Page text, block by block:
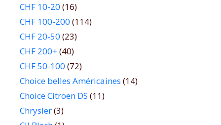
CHF 10-20 (16)
CHF 100-200 (114)
CHF 20-50 (23)
CHF 200+ (40)
CHF 50-100 (72)
Choice belles Américaines (14)
Choice Citroen DS (11)
Chrysler(3)